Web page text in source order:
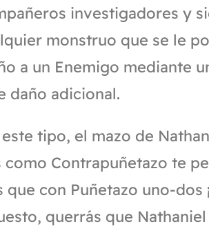
investigadores y
monstruo que se le
a un Enemigo mediante
daño adicional.
tipo, el mazo de
Contrapuñetazo te
con Puñetazo uno-dos
querrás que